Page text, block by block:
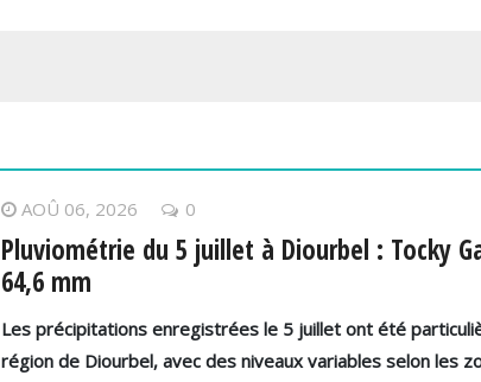
AOÛ 06, 2026 0
Pluviométrie du 5 juillet à Diourbel : Tocky
64,6 mm
Les précipitations enregistrées le 5 juillet ont été
région de Diourbel, avec des niveaux variables selon les